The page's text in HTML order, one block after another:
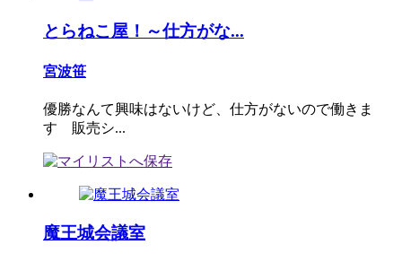
とらねこ屋！～仕方がな...
宮波笹
優勝なんて興味はないけど、仕方がないので働きま
す 販売シ...
魔王城会議室